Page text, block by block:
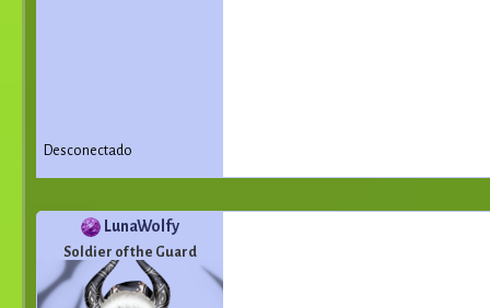
Desconectado
LunaWolfy
Soldier of the Guard